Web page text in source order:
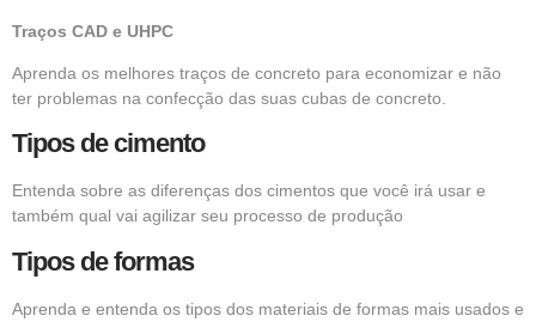
Traços CAD e UHPC
Aprenda os melhores traços de concreto para economizar e não
ter problemas na confecção das suas cubas de concreto.
Tipos de cimento
Entenda sobre as diferenças dos cimentos que você irá usar e
também qual vai agilizar seu processo de produção
Tipos de formas
Aprenda e entenda os tipos dos materiais de formas mais usados e